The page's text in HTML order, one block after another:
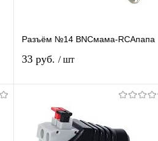
Разъём №14 BNCмама-RCAпапа
33 руб. / шт
Купить в 1 клик К сравнению